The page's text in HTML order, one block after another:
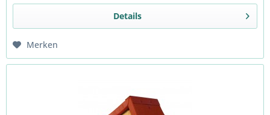
Details
Merken